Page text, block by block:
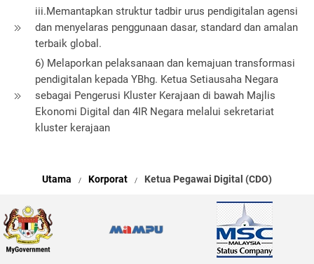
iii.Memantapkan struktur tadbir urus pendigitalan agensi
dan menyelaras penggunaan dasar, standard dan amalan
terbaik global.
6) Melaporkan pelaksanaan dan kemajuan transformasi
pendigitalan kepada YBhg. Ketua Setiausaha Negara
sebagai Pengerusi Kluster Kerajaan di bawah Majlis
Ekonomi Digital dan 4IR Negara melalui sekretariat
kluster kerajaan
Utama Korporat Ketua Pegawai Digital (CDO)